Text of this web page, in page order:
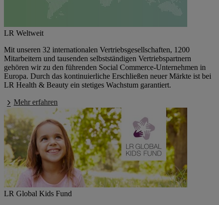
LR Weltweit
Mit unseren 32 internationalen Vertriebsgesellschaften, 1200
Mitarbeitern und tausenden selbstständigen Vertriebspartnern
gehören wir zu den führenden Social Commerce-Unternehmen in
Europa. Durch das kontinuierliche Erschließen neuer Märkte ist bei
LR Health & Beauty ein stetiges Wachstum garantiert.
Mehr erfahren
LR Global Kids Fund